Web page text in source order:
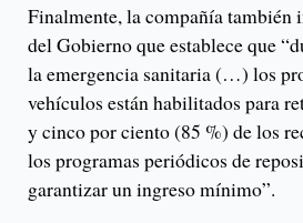
Finalmente, la compañía también
del Gobierno que establece que
la emergencia sanitaria (…) los
vehículos están habilitados para
y cinco por ciento (85 %) de los
los programas periódicos de
garantizar un ingreso mínimo”.